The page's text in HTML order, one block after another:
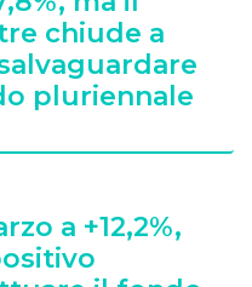
chiude a
pluriennale
a +12,2%,